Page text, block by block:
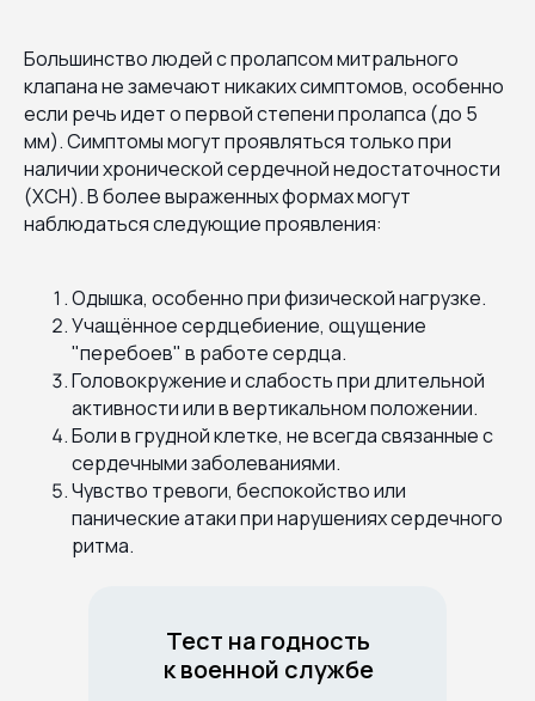
Большинство людей с пролапсом митрального
клапана не замечают никаких симптомов, особенно
если речь идет о первой степени пролапса (до 5
мм). Симптомы могут проявляться только при
наличии хронической сердечной недостаточности
(ХСН). В более выраженных формах могут
наблюдаться следующие проявления:
Одышка, особенно при физической нагрузке.
Учащённое сердцебиение, ощущение
"перебоев" в работе сердца.
Головокружение и слабость при длительной
активности или в вертикальном положении.
Боли в грудной клетке, не всегда связанные с
сердечными заболеваниями.
Чувство тревоги, беспокойство или
панические атаки при нарушениях сердечного
ритма.
Тест на годность
к военной службе